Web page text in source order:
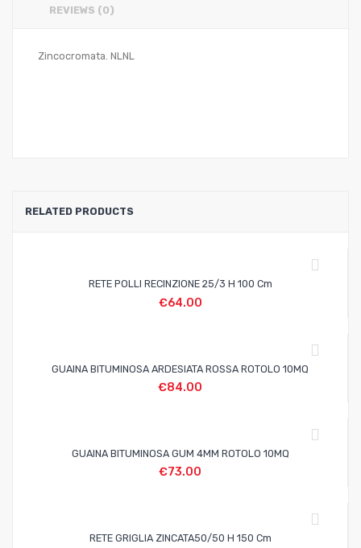
REVIEWS (0)
Zincocromata. NLNL
RELATED PRODUCTS
RETE POLLI RECINZIONE 25/3 H 100 Cm
€64.00
GUAINA BITUMINOSA ARDESIATA ROSSA ROTOLO 10MQ
€84.00
GUAINA BITUMINOSA GUM 4MM ROTOLO 10MQ
€73.00
RETE GRIGLIA ZINCATA50/50 H 150 Cm